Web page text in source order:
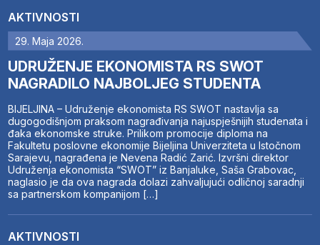
AKTIVNOSTI
29. Maja 2026.
UDRUŽENJE EKONOMISTA RS SWOT
NAGRADILO NAJBOLJEG STUDENTA
BIJELJINA – Udruženje ekonomista RS SWOT nastavlja sa
dugogodišnjom praksom nagrađivanja najuspješnijih studenata i
đaka ekonomske struke. Prilikom promocije diploma na
Fakultetu poslovne ekonomije Bijeljina Univerziteta u Istočnom
Sarajevu, nagrađena je Nevena Radić Zarić. Izvršni direktor
Udruženja ekonomista “SWOT” iz Banjaluke, Saša Grabovac,
naglasio je da ova nagrada dolazi zahvaljujući odličnoj saradnji
sa partnerskom kompanijom […]
AKTIVNOSTI